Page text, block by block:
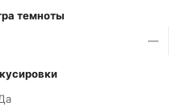
темноты
—